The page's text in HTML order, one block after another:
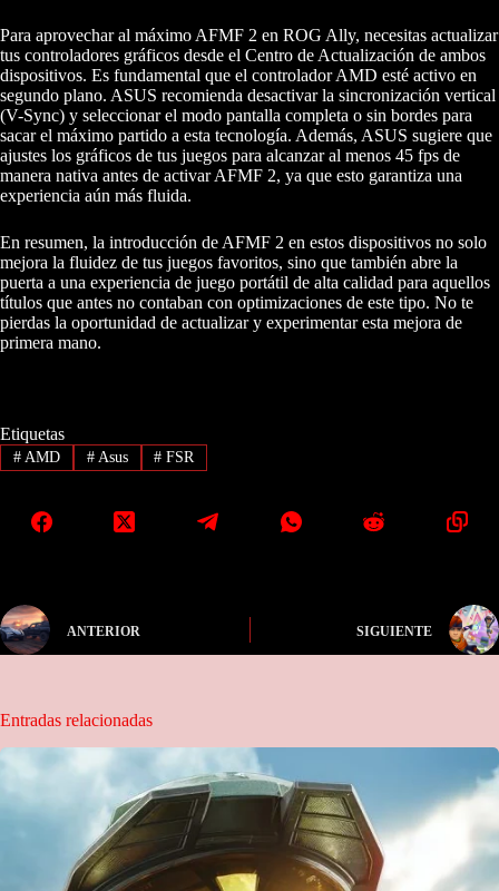
Para aprovechar al máximo AFMF 2 en ROG Ally, necesitas actualizar
tus controladores gráficos desde el Centro de Actualización de ambos
dispositivos. Es fundamental que el controlador AMD esté activo en
segundo plano. ASUS recomienda desactivar la sincronización vertical
(V-Sync) y seleccionar el modo pantalla completa o sin bordes para
sacar el máximo partido a esta tecnología. Además, ASUS sugiere que
ajustes los gráficos de tus juegos para alcanzar al menos 45 fps de
manera nativa antes de activar AFMF 2, ya que esto garantiza una
experiencia aún más fluida.
En resumen, la introducción de AFMF 2 en estos dispositivos no solo
mejora la fluidez de tus juegos favoritos, sino que también abre la
puerta a una experiencia de juego portátil de alta calidad para aquellos
títulos que antes no contaban con optimizaciones de este tipo. No te
pierdas la oportunidad de actualizar y experimentar esta mejora de
primera mano.
Etiquetas
#AMD #Asus # FSR
ANTERIOR SIGUIENTE
Entradas relacionadas